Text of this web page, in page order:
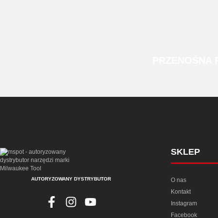
AUTORYZOWANY DYSTRYBUTOR
SKLEP
O nas
Kontakt
Instagram
Facebook